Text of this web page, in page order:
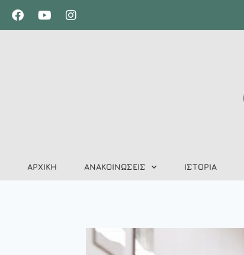
ΑΡΧΙΚΗ ΑΝΑΚΟΙΝΩΣΕΙΣ ΙΣΤΟΡΙΑ